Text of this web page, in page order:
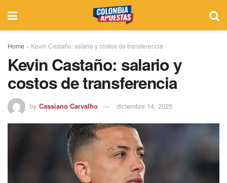
Home » Kevin Castaño: salario y costos de transferencia
Kevin Castaño: salario y
costos de transferencia
by Cassiano Carvalho diciembre 14, 2025